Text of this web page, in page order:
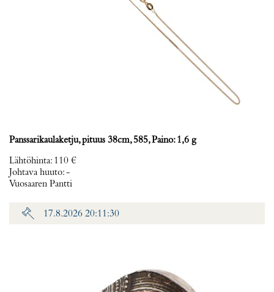
Panssarikaulaketju, pituus 38cm, 585, Paino: 1,6 g
Lähtöhinta: 110 €
Johtava huuto:-
Vuosaaren Pantti
17.8.2026 20:11:30